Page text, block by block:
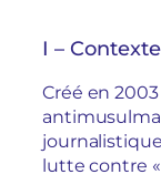
I –
Créé en
lutte contre «